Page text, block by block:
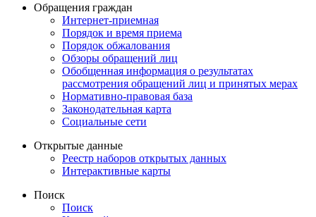
Обращения граждан
Интернет-приемная
Порядок и время приема
Порядок обжалования
Обзоры обращений лиц
Обобщенная информация о результатах
рассмотрения обращений лиц и принятых мерах
Нормативно-правовая база
Законодательная карта
Социальные сети
Открытые данные
Реестр наборов открытых данных
Интерактивные карты
Поиск
Поиск